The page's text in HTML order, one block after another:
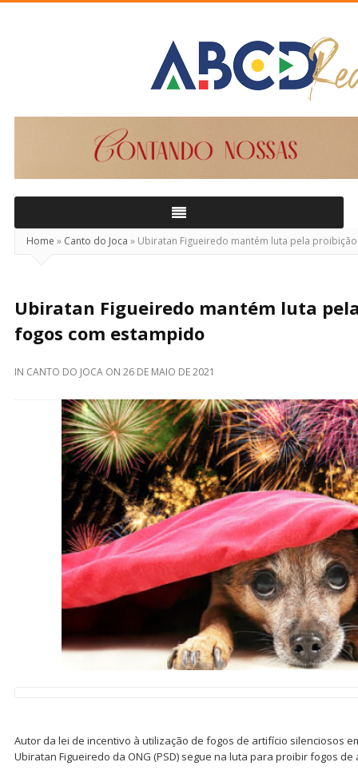
Home » Canto do Joca » Ubiratan Figueiredo mantém luta pela
Ubiratan Figueiredo mantém luta
fogos com estampido
IN CANTO DO JOCA ON 26 DE MAIO DE 2021
Autor da lei de incentivo à utilização de fogos de artifício silenciosos
Ubiratan Figueiredo da ONG (PSD) segue na luta para proibir fogos